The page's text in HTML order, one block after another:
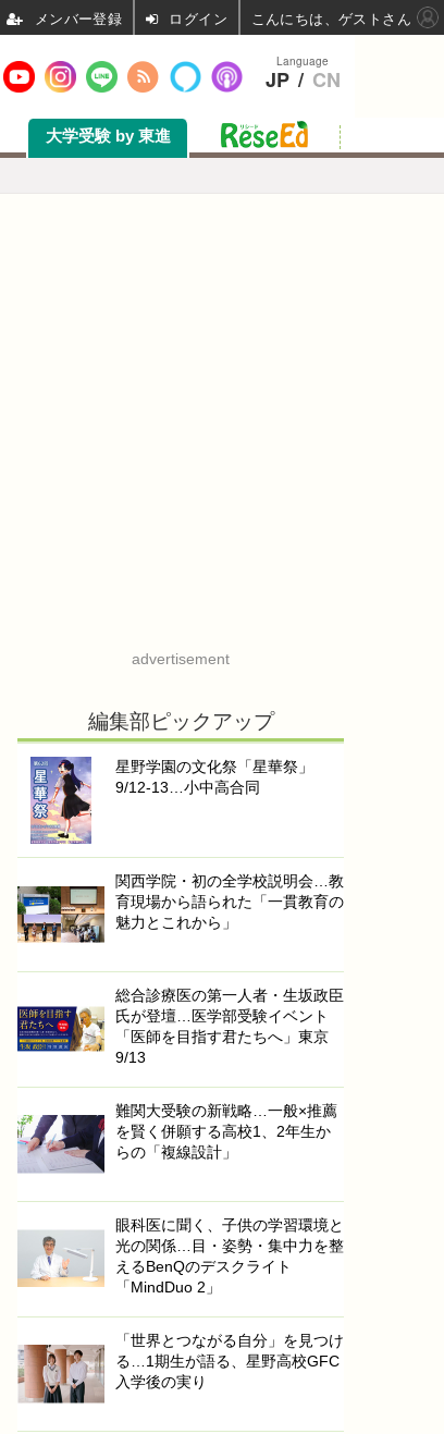
大学受験 by 東進
advertisement
編集部ピックアップ
星野学園の文化祭「星華祭」
9/12-13…小中高合同
関西学院・初の全学校説明会…教
育現場から語られた「一貫教育の
魅力とこれから」
総合診療医の第一人者・生坂政臣
氏が登壇…医学部受験イベント
「医師を目指す君たちへ」東京
9/13
難関大受験の新戦略…一般×推薦
を賢く併願する高校1、2年生か
らの「複線設計」
眼科医に聞く、子供の学習環境と
光の関係…目・姿勢・集中力を整
えるBenQのデスクライト
「MindDuo 2」
「世界とつながる自分」を見つけ
る…1期生が語る、星野高校GFC
入学後の実り
Language
JP / CN
ログイン こんにちは、ゲストさん